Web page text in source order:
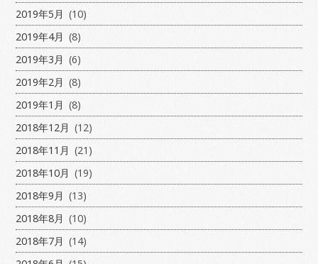
2019年5月 (10)
2019年4月 (8)
2019年3月 (6)
2019年2月 (8)
2019年1月 (8)
2018年12月 (12)
2018年11月 (21)
2018年10月 (19)
2018年9月 (13)
2018年8月 (10)
2018年7月 (14)